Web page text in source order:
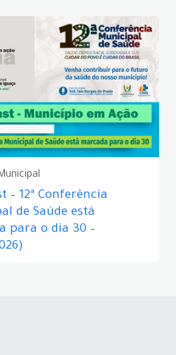
– 12ª Conferência
de Saúde está
para o dia 30 –